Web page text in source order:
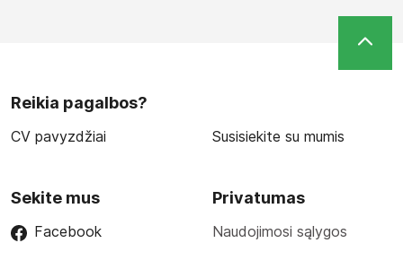
Reikia pagalbos?
CV pavyzdžiai Susisiekite su mumis
Sekite mus
Facebook
Privatumas
Naudojimosi sąlygos